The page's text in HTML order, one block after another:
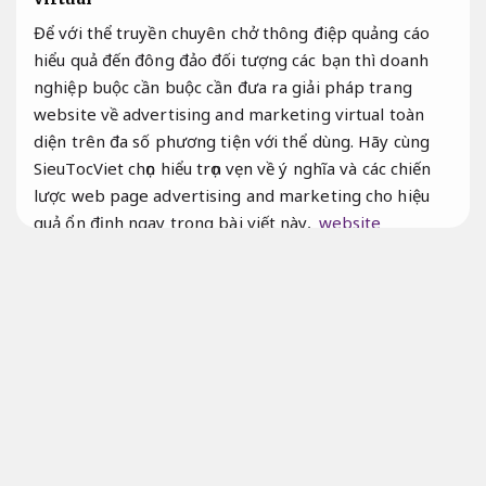
Để với thể truyền chuyên chở thông điệp quảng cáo
hiểu quả đến đông đảo đối tượng các bạn thì doanh
nghiệp buộc cần buộc cần đưa ra giải pháp trang
website về advertising and marketing virtual toàn
diện trên đa số phương tiện với thể dùng. Hãy cùng
SieuTocViet chọn hiểu trọn vẹn về ý nghĩa và các chiến
lược web page advertising and marketing cho hiệu
quả ổn định ngay trong bài viết này, website